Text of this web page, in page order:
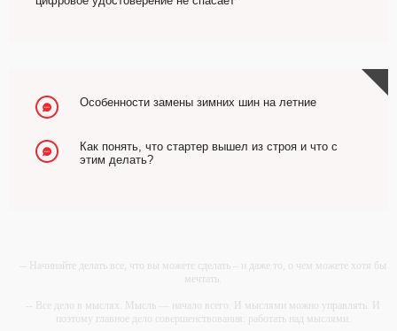
Особенности замены зимних шин на летние
Как понять, что стартер вышел из строя и что с
этим делать?
-- Начинайте делать все, что вы можете сделать – и даже то, о чем можете хотя бы
мечтать.
-- Все дело в мыслях. Мысль — начало всего. И мыслями можно управлять. И
поэтому главное дело совершенствования: работать над мыслями.